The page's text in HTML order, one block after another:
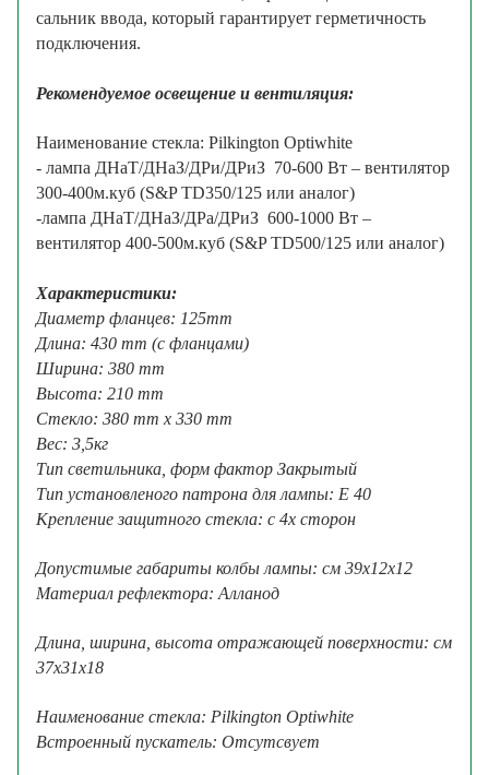
сальник ввода, который гарантирует герметичность
подключения.
Рекомендуемое освещение и вентиляция:
Наименование стекла: Pilkington Optiwhite
- лампа ДНаТ/ДНаЗ/ДРи/ДРиЗ 70-600 Вт – вентилятор
300-400м.куб (S&P TD350/125 или аналог)
-лампа ДНаТ/ДНаЗ/ДРа/ДРиЗ 600-1000 Вт –
вентилятор 400-500м.куб (S&P TD500/125 или аналог)
Характеристики:
Диаметр фланцев: 125mm
Длина: 430 mm (с фланцами)
Ширина: 380 mm
Высота: 210 mm
Стекло: 380 mm x 330 mm
Вес: 3,5кг
Тип светильника, форм фактор Закрытый
Тип установленого патрона для лампы: Е 40
Крепление защитного стекла: с 4х сторон
Допустимые габариты колбы лампы: см 39x12x12
Материал рефлектора: Алланод
Длина, ширина, высота отражающей поверхности: см
37х31х18
Наименование стекла: Pilkington Optiwhite
Встроенный пускатель: Отсутсвует